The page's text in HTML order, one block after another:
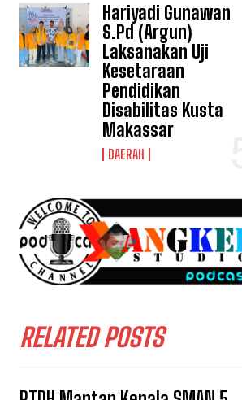
Hariyadi Gunawan
S.Pd (Argun)
Laksanakan Uji
Kesetaraan
Pendidikan
Disabilitas Kusta
Makassar
DAERAH
RELATED POSTS